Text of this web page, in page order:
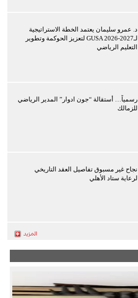
د. عمرو سليمان يعتمد الخطة الاستراتيجية
لـGUSA 2026-2027 لتعزيز الحوكمة وتطوير
التعليم الرياضي
رسمياً… أستقالة “جون ادوار” المدير الرياضي
للزمالك
نجاح غير مسبوق تفاصيل العقد التاريخي
لرعاية ستاد الأهلي